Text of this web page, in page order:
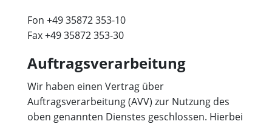
Fon +49 35872 353-10
Fax +49 35872 353-30
Auftragsverarbeitung
Wir haben einen Vertrag über
Auftragsverarbeitung (AVV) zur Nutzung des
oben genannten Dienstes geschlossen. Hierbei